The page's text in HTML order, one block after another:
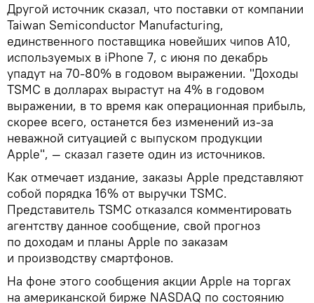
Другой источник сказал, что поставки от компании
Taiwan Semiconductor Manufacturing,
единственного поставщика новейших чипов A10,
используемых в iPhone 7, с июня по декабрь
упадут на 70-80% в годовом выражении. "Доходы
TSMC в долларах вырастут на 4% в годовом
выражении, в то время как операционная прибыль,
скорее всего, останется без изменений из-за
неважной ситуацией с выпуском продукции
Apple", — сказал газете один из источников.
Как отмечает издание, заказы Apple представляют
собой порядка 16% от выручки TSMC.
Представитель TSMC отказался комментировать
агентству данное сообщение, свой прогноз
по доходам и планы Apple по заказам
и производству смартфонов.
На фоне этого сообщения акции Apple на торгах
на американской бирже NASDAQ по состоянию